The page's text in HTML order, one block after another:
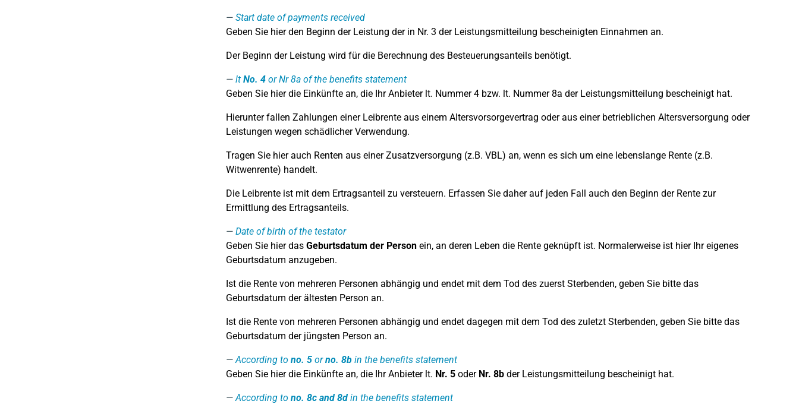
Start date of payments received
Geben Sie hier den Beginn der Leistung der in Nr. 3 der Leistungsmitteilung bescheinigten Einnahmen an.
Der Beginn der Leistung wird für die Berechnung des Besteuerungsanteils benötigt.
lt No. 4or Nr 8a of the benefits statement
Geben Sie hier die Einkünfte an, die Ihr Anbieter lt. Nummer 4 bzw. lt. Nummer 8a der Leistungsmitteilung bescheinigt hat.
Hierunter fallen Zahlungen einer Leibrente aus einem Altersvorsorgevertrag oder aus einer betrieblichen Altersversorgung oder
Leistungen wegen schädlicher Verwendung.
Tragen Sie hier auch Renten aus einer Zusatzversorgung (z.B. VBL) an, wenn es sich um eine lebenslange Rente (z.B.
Witwenrente) handelt.
Die Leibrente ist mit dem Ertragsanteil zu versteuern. Erfassen Sie daher auf jeden Fall auch den Beginn der Rente zur
Ermittlung des Ertragsanteils.
Date of birth of the testator
Geben Sie hier das Geburtsdatum der Personein, an deren Leben die Rente geknüpft ist. Normalerweise ist hier Ihr eigenes
Geburtsdatum anzugeben.
Ist die Rente von mehreren Personen abhängig und endet mit dem Tod des zuerst Sterbenden, geben Sie bitte das
Geburtsdatum der ältesten Person an.
Ist die Rente von mehreren Personen abhängig und endet dagegen mit dem Tod des zuletzt Sterbenden, geben Sie bitte das
Geburtsdatum der jüngsten Person an.
According to no. 5orno. 8bin the benefits statement
Geben Sie hier die Einkünfte an, die Ihr Anbieter lt. Nr. 5oder Nr. 8bder Leistungsmitteilung bescheinigt hat.
According to no. 8c and 8din the benefits statement